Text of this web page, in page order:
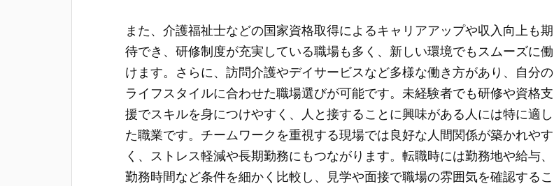
また、介護福祉士などの国家資格取得によるキャリアアップや収入向上も期
待でき、研修制度が充実している職場も多く、新しい環境でもスムーズに働
けます。さらに、訪問介護やデイサービスなど多様な働き方があり、自分の
ライフスタイルに合わせた職場選びが可能です。未経験者でも研修や資格支
援でスキルを身につけやすく、人と接することに興味がある人には特に適し
た職業です。チームワークを重視する現場では良好な人間関係が築かれやす
く、ストレス軽減や長期勤務にもつながります。転職時には勤務地や給与、
勤務時間など条件を細かく比較し、見学や面接で職場の雰囲気を確認するこ